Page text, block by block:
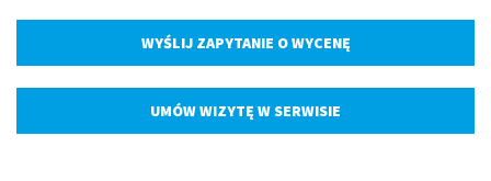
WYŚLIJ ZAPYTANIE O WYCENĘ
UMÓW WIZYTĘ W SERWISIE